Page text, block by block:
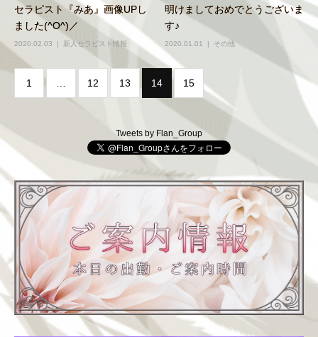
セラピスト『みあ』画像UPし
ました(^O^)／
2020.02.03 新人セラピスト情報
明けましておめでとうございま
す♪
2020.01.01 その他
1 12 13 14 15
Tweets by Flan_Group